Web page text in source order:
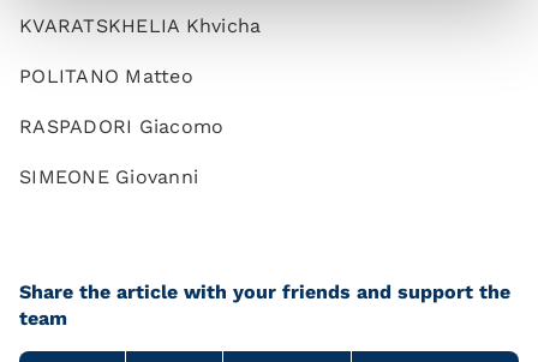
KVARATSKHELIA Khvicha
POLITANO Matteo
RASPADORI Giacomo
SIMEONE Giovanni
Share the article with your friends and support the
team